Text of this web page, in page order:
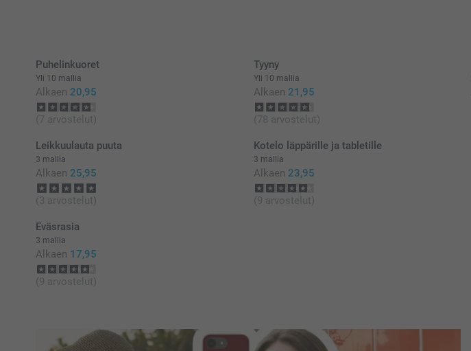
Puhelinkuoret
Yli 10 mallia
Alkaen 20,95
(7 arvostelut)
Tyyny
Yli 10 mallia
Alkaen 21,95
(78 arvostelut)
Leikkuulauta puuta
3 mallia
Alkaen 25,95
(3 arvostelut)
Kotelo läppärille ja tabletille
3 mallia
Alkaen 23,95
(9 arvostelut)
Eväsrasia
3 mallia
Alkaen 17,95
(9 arvostelut)